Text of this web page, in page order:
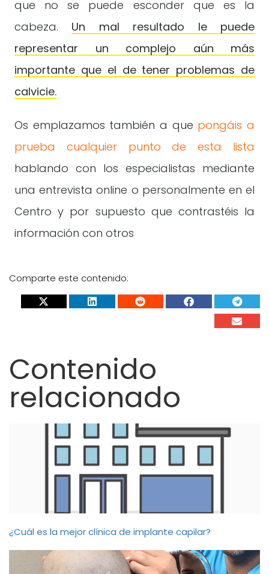
que no se puede esconder que es la
cabeza. Un mal resultado le puede
representar un complejo aún más
importante que el de tener problemas de
calvicie.
Os emplazamos también a que pongáis a
prueba cualquier punto de esta lista
hablando con los especialistas mediante
una entrevista online o personalmente en el
Centro y por supuesto que contrastéis la
información con otros
Comparte este contenido:
Contenido
relacionado
¿Cuál es la mejor clínica de implante capilar?